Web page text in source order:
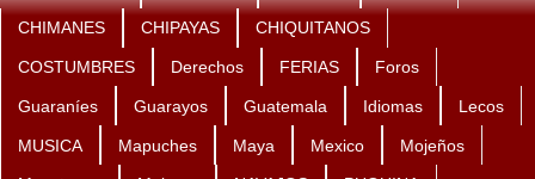
CHIMANES CHIPAYAS CHIQUITANOS
COSTUMBRES Derechos FERIAS Foros
Guaraníes Guarayos Guatemala Idiomas Lecos
MUSICA Mapuches Maya Mexico Mojeños